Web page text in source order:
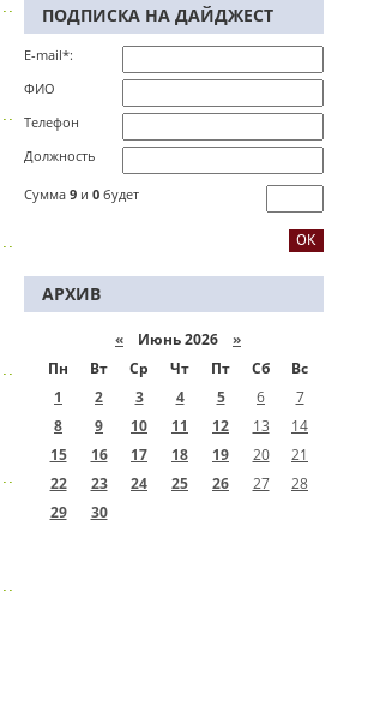
ПОДПИСКА НА ДАЙДЖЕСТ
E-mail*:
ФИО
Телефон
Должность
Сумма 9 и 0 будет
АРХИВ
« Июнь 2026 »
Пн
Вт Ср Чт Пт Сб
Вс
1
2 3 4 5 6
7
8
9 10 11 12 13
14
15
16 17 18 19 20
21
22
23 24 25 26 27
28
29
30